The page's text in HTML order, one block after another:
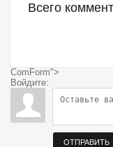
Всего
ComForm">
Войдите:
ОТПРАВИТЬ